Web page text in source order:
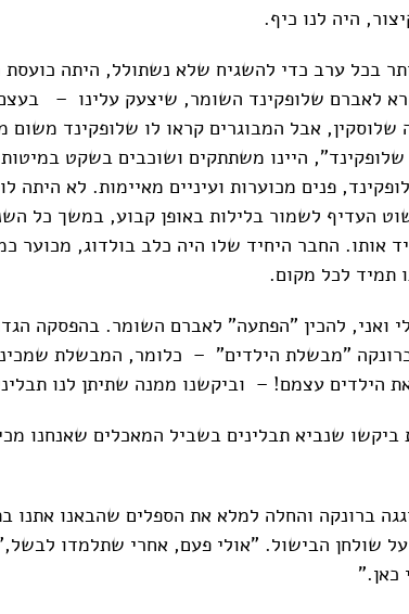
היה לנו כיף.
בכל ערב כדי להשגיח שלא נשתולל, היתה כועסת
לאברם שלופקינד השומר, שיצעק עלינו –
אבל המבוגרים קראו לו שלופקינד
היינו משתתקים ושוכבים בשקט
פנים מכוערות ועיניים מאיימות. לא היתה
העדיף לשמור בלילות באופן קבוע, במשך כל
אותו. החבר היחיד שלו היה כלב בולדוג, מכוער
תמיד לכל מקום.
ואני, להכין "הפתעה" לאברם השומר. בהפסקה
"מבשלת הילדים" – כלומר, המבשלת
הילדים עצמם! – וביקשנו ממנה שתיתן לנו
ביקשו שנביא תבלינים בשביל המאכלים שאנחנו
ברונקה והחלה למלא את הספלים שהבאנו אתנו
שולחן הבישול. "אולי פעם, אחרי שתלמדו
כאן."